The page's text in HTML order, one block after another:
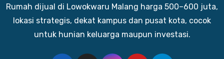
Rumah dijual di Lowokwaru Malang harga 500–600 juta,
lokasi strategis, dekat kampus dan pusat kota, cocok
untuk hunian keluarga maupun investasi.